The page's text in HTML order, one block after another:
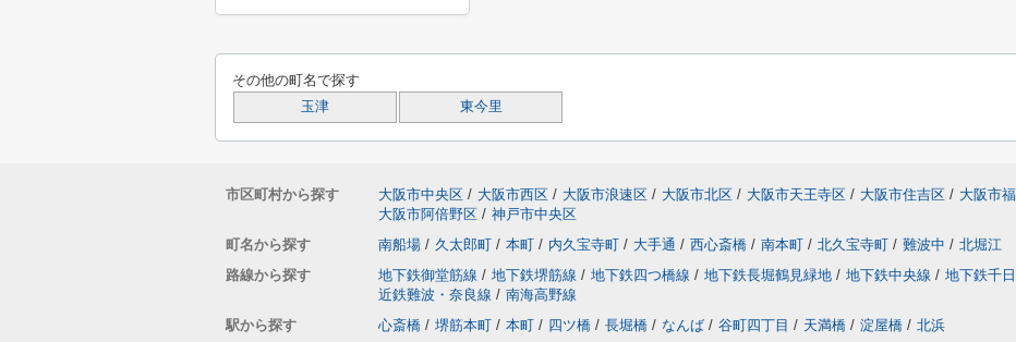
その他の町名で探す
玉津 東今里
市区町村から探す 大阪市中央区 / 大阪市西区 / 大阪市浪速区 / 大阪市北区 / 大阪市天王寺区 / 大阪市住吉区 / 大阪市
大阪市阿倍野区 / 神戸市中央区
町名から探す
南船場 / 久太郎町 / 本町 / 内久宝寺町 / 大手通 / 西心斎橋 / 南本町 / 北久宝寺町 / 難波中 / 北堀江
路線から探す
地下鉄御堂筋線 / 地下鉄堺筋線 / 地下鉄四つ橋線 / 地下鉄長堀鶴見緑地 / 地下鉄中央線 / 地下鉄千
近鉄難波・奈良線 / 南海高野線
駅から探す
心斎橋 / 堺筋本町 / 本町 / 四ツ橋 / 長堀橋 / なんば / 谷町四丁目 / 天満橋 / 淀屋橋 / 北浜